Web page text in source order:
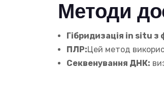
Методи
Гібридизація in situ
ПЛР:Цей метод
Секвенування ДНК: